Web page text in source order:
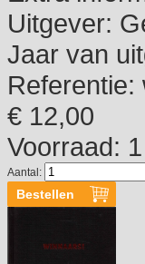
Uitgever:
Jaar van
Referentie:
€ 12,00
Voorraad: 1
Aantal: